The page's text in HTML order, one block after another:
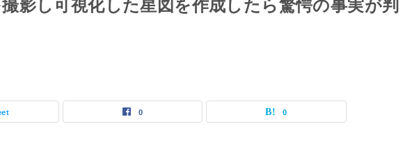
影し可視化した星図を作成したら驚愕の事実が判
0 0